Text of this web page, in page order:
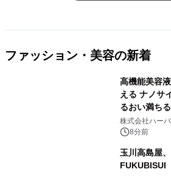
ファッション・美容の新着
高機能美容
える ナノサ
るおい満ち
よりリニュ
イストセラム
株式会社ハー
8分前
玉川高島屋